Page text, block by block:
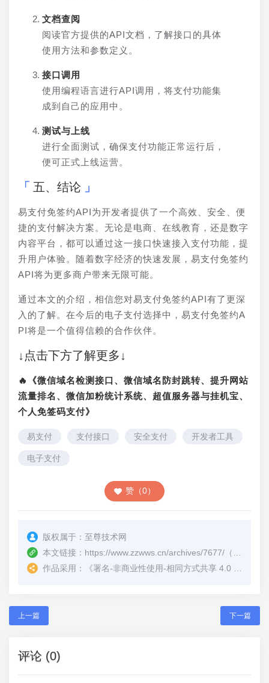
文档查阅
阅读官方提供的API文档，了解接口的具体
使用方法和参数定义。
接口调用
使用编程语言进行API调用，将支付功能集
成到自己的应用中。
测试与上线
进行全面测试，确保支付功能正常运行后，
便可正式上线运营。
五、结论
易支付免签约API为开发者提供了一个高效、安全、便
捷的支付解决方案。无论是电商、在线教育，还是数字
内容平台，都可以通过这一接口快速接入支付功能，提
升用户体验。随着数字经济的快速发展，易支付免签约
API将为更多商户带来无限可能。
通过本文的介绍，相信您对易支付免签约API有了更深
入的了解。在今后的电子支付选择中，易支付免签约A
PI将是一个值得信赖的合作伙伴。
↓点击下方了解更多↓
🔥《微信域名检测接口、微信域名防封跳转、提升网站
流量排名、微信加粉统计系统、超值服务器与挂机宝、
个人免签码支付》
易支付 支付接口 安全支付 开发者工具
电子支付
赞（0）
版权属于： 至尊技术网
本文链接： https://www.zzwws.cn/archives/7677/ （转载时请注明本文出处及文章链接）
作品采用：
《署名-非商业性使用-相同方式共享 4.0 国际 (CC BY-NC-SA 4.0)
上一篇 下一篇
评论 (0)